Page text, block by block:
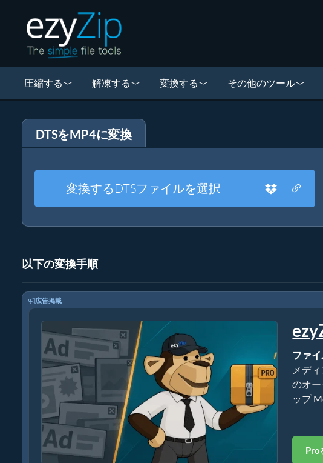
圧縮する 解凍する 変換する その他のツール
DTSをMP4に変換
変換するDTSファイルを選択
以下の変換手順
広告掲載
ファ
メデ
のオ
ップ
Pro